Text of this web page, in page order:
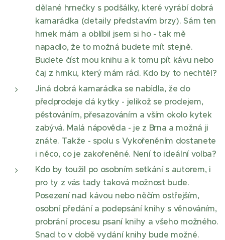
dělané hrnečky s podšálky, které vyrábí dobrá
kamarádka (detaily představím brzy). Sám ten
hrnek mám a oblíbil jsem si ho - tak mě
napadlo, že to možná budete mít stejně.
Budete číst mou knihu a k tomu pít kávu nebo
čaj z hrnku, který mám rád. Kdo by to nechtěl?
Jiná dobrá kamarádka se nabídla, že do
předprodeje dá kytky - jelikož se prodejem,
pěstováním, přesazováním a vším okolo kytek
zabývá. Malá nápověda - je z Brna a možná ji
znáte. Takže - spolu s Vykořeněním dostanete
i něco, co je zakořeněné. Není to ideální volba?
Kdo by toužil po osobním setkání s autorem, i
pro ty z vás tady taková možnost bude.
Posezení nad kávou nebo něčím ostřejším,
osobní předání a podepsání knihy s věnováním,
probrání procesu psaní knihy a všeho možného.
Snad to v době vydání knihy bude možné.